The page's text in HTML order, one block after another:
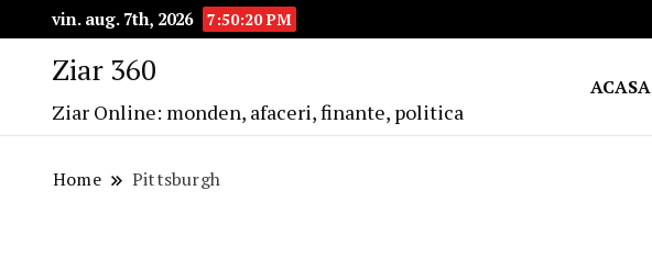
vin. aug. 7th, 2026 7:50:21 PM
Ziar 360
Ziar Online: monden, afaceri, finante, politica
ACASA
Home Pittsburgh